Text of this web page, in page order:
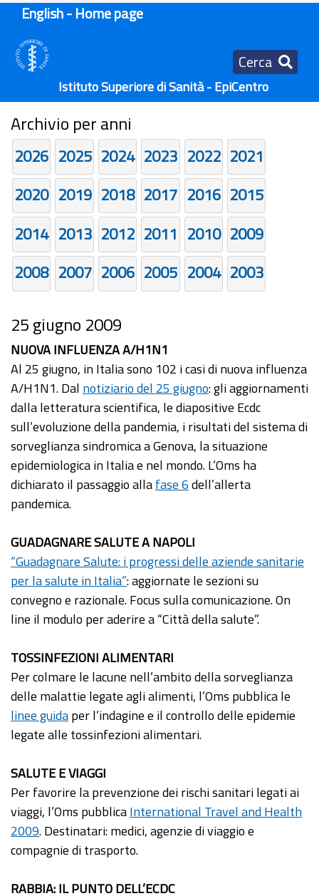
English - Home page
Cerca
Istituto Superiore di Sanità - EpiCentro
Archivio per anni
2026 2025 2024 2023 2022 2021
2020 2019 2018 2017 2016 2015
2014 2013 2012 2011 2010 2009
2008 2007 2006 2005 2004 2003
25 giugno 2009
NUOVA INFLUENZA A/H1N1
Al 25 giugno, in Italia sono 102 i casi di nuova influenza
A/H1N1. Dal notiziario del 25 giugno: gli aggiornamenti
dalla letteratura scientifica, le diapositive Ecdc
sull’evoluzione della pandemia, i risultati del sistema di
sorveglianza sindromica a Genova, la situazione
epidemiologica in Italia e nel mondo. L’Oms ha
dichiarato il passaggio allafase 6dell’allerta
pandemica.
GUADAGNARE SALUTE A NAPOLI
“Guadagnare Salute: i progressi delle aziende sanitarie
per la salute in Italia”: aggiornate le sezioni su
convegno e razionale. Focus sulla comunicazione. On
line il modulo per aderire a “Città della salute”.
TOSSINFEZIONI ALIMENTARI
Per colmare le lacune nell’ambito della sorveglianza
delle malattie legate agli alimenti, l’Oms pubblica le
linee guidaper l’indagine e il controllo delle epidemie
legate alle tossinfezioni alimentari.
SALUTE E VIAGGI
Per favorire la prevenzione dei rischi sanitari legati ai
viaggi, l’Oms pubblicaInternational Travel and Health
2009. Destinatari: medici, agenzie di viaggio e
compagnie di trasporto.
RABBIA: IL PUNTO DELL’ECDC